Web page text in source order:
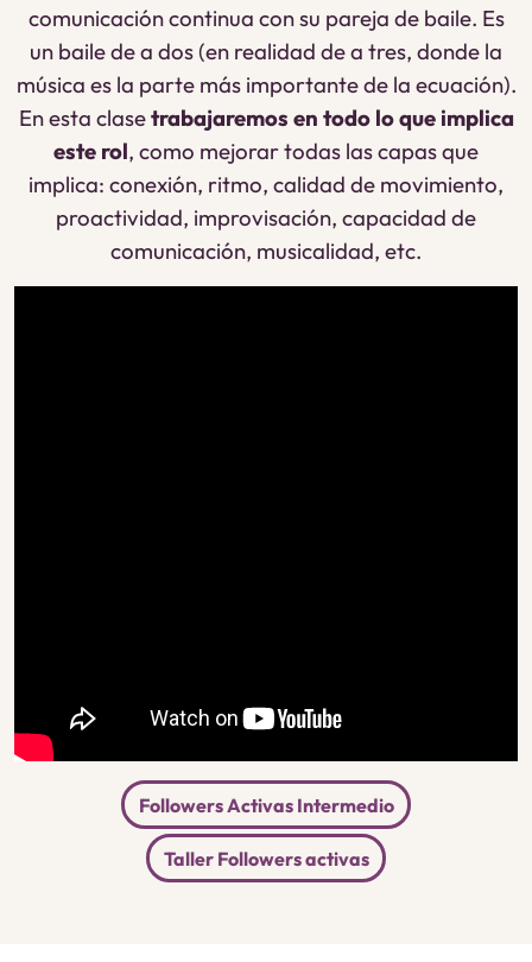
comunicación continua con su pareja de baile. Es
un baile de a dos (en realidad de a tres, donde la
música es la parte más importante de la ecuación).
En esta clasetrabajaremos en todo lo que implica
este rol, como mejorar todas las capas que
implica: conexión, ritmo, calidad de movimiento,
proactividad, improvisación, capacidad de
comunicación, musicalidad, etc.
Followers Activas Intermedio
Taller Followers activas